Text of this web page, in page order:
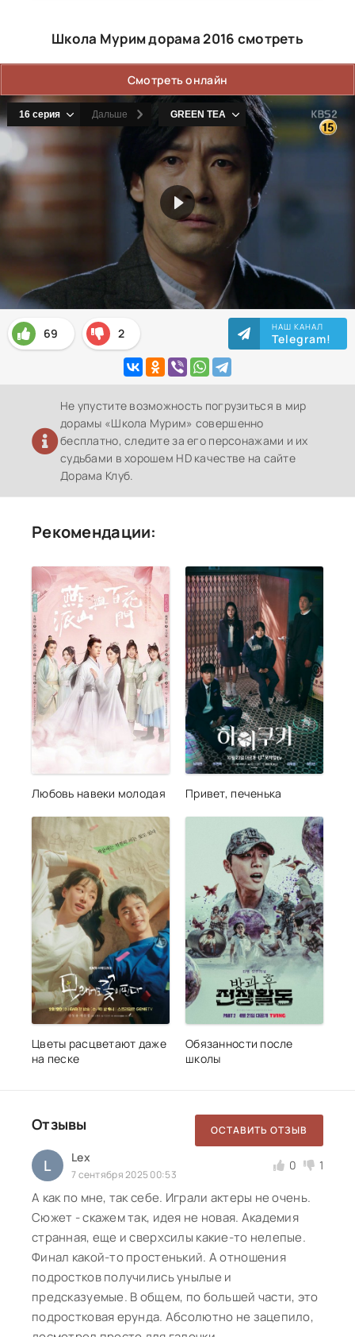
Школа Мурим дорама 2016 смотреть
Смотреть онлайн
69 2 НАШ КАНАЛ
Telegram!
Не упустите возможность погрузиться в мир
дорамы «Школа Мурим» совершенно
бесплатно, следите за его персонажами и их
судьбами в хорошем HD качестве на сайте
Дорама Клуб.
Рекомендации:
Любовь навеки молодая Привет, печенька
Цветы расцветают даже
на песке
Обязанности после
школы
Отзывы ОСТАВИТЬ ОТЗЫВ
L Lex
7 сентября 2025 00:53
0 1
А как по мне, так себе. Играли актеры не очень.
Сюжет - скажем так, идея не новая. Академия
странная, еще и сверхсилы какие-то нелепые.
Финал какой-то простенький. А отношения
подростков получились унылые и
предсказуемые. В общем, по большей части, это
подростковая ерунда. Абсолютно не зацепило,